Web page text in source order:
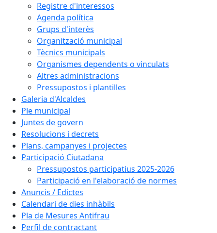
Registre d'interessos
Agenda política
Grups d'interès
Organització municipal
Tècnics municipals
Organismes dependents o vinculats
Altres administracions
Pressupostos i plantilles
Galeria d'Alcaldes
Ple municipal
Juntes de govern
Resolucions i decrets
Plans, campanyes i projectes
Participació Ciutadana
Pressupostos participatius 2025-2026
Participació en l'elaboració de normes
Anuncis / Edictes
Calendari de dies inhàbils
Pla de Mesures Antifrau
Perfil de contractant